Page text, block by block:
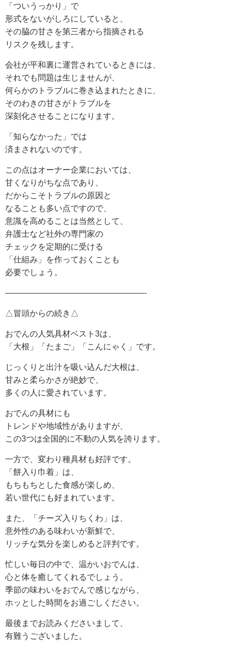
「ついうっかり」で
形式をないがしろにしていると、
その脇の甘さを第三者から指摘される
リスクを残します。
会社が平和裏に運営されているときには、
それでも問題は生じませんが、
何らかのトラブルに巻き込まれたときに、
そのわきの甘さがトラブルを
深刻化させることになります。
「知らなかった」では
済まされないのです。
この点はオーナー企業においては、
甘くなりがちな点であり、
だからこそトラブルの原因と
なることも多い点ですので、
意識を高めることは当然として、
弁護士など社外の専門家の
チェックを定期的に受ける
「仕組み」を作っておくことも
必要でしょう。
—————————————————-
△冒頭からの続き△
おでんの人気具材ベスト3は、
「大根」「たまご」「こんにゃく」です。
じっくりと出汁を吸い込んだ大根は、
甘みと柔らかさが絶妙で、
多くの人に愛されています。
おでんの具材にも
トレンドや地域性がありますが、
この3つは全国的に不動の人気を誇ります。
一方で、変わり種具材も好評です。
「餅入り巾着」は、
もちもちとした食感が楽しめ、
若い世代にも好まれています。
また、「チーズ入りちくわ」は、
意外性のある味わいが新鮮で、
リッチな気分を楽しめると評判です。
忙しい毎日の中で、温かいおでんは、
心と体を癒してくれるでしょう。
季節の味わいをおでんで感じながら、
ホッとした時間をお過ごしください。
最後までお読みくださいまして、
有難うございました。